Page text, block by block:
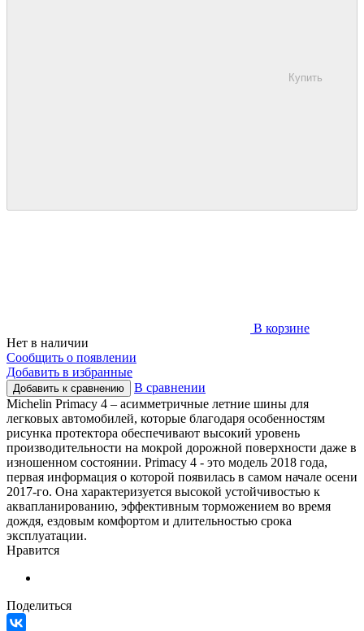
Купить
В корзине
Нет в наличии
Сообщить о появлении
Добавить в избранные
Добавить к сравнению
В сравнении
Michelin Primacy 4 – асимметричные летние шины для
легковых автомобилей, которые благодаря особенностям
рисунка протектора обеспечивают высокий уровень
производительности на мокрой дорожной поверхности даже в
изношенном состоянии. Primacy 4 - это модель 2018 года,
первая информация о которой появилась в самом начале осени
2017-го. Она характеризуется высокой устойчивостью к
аквапланированию, эффективным торможением во время
дождя, ездовым комфортом и длительностью срока
эксплуатации.
Нравится
Поделиться